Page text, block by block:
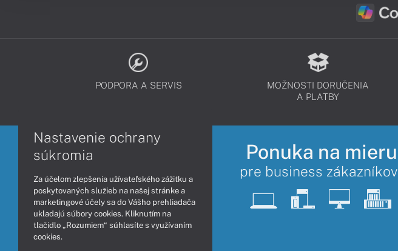
PODPORA A SERVIS
MOŽNOSTI DORUČENIA
A PLATBY
Ponuka na mieru
pre business zákazníkov
Nastavenie ochrany
súkromia
Za účelom zlepšenia užívateľského zážitku a
poskytovaných služieb na našej stránke a
marketingové účely sa do Vášho prehliadača
ukladajú súbory cookies. Kliknutím na
tlačidlo „Rozumiem“ súhlasíte s využívaním
cookies.